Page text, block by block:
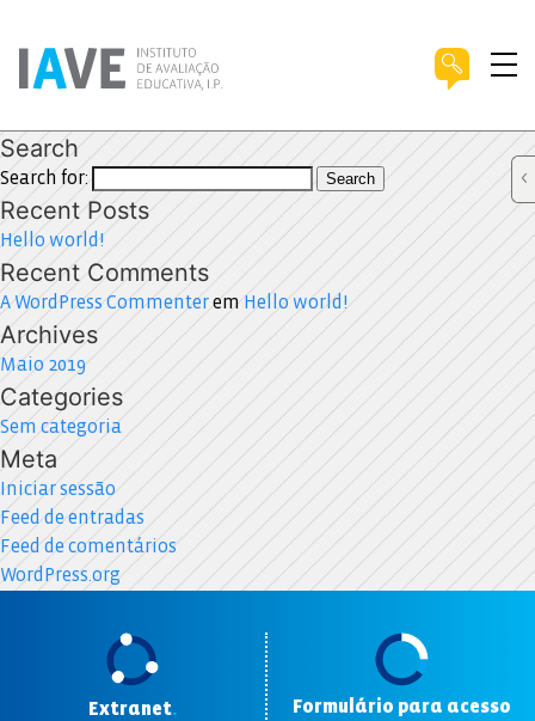
Search
Search for: Search
Recent Posts
Hello world!
Recent Comments
A WordPress Commenterem Hello world!
Archives
Maio 2019
Categories
Sem categoria
Meta
Iniciar sessão
Feed de entradas
Feed de comentários
WordPress.org
Extranet.
Formulário para acesso